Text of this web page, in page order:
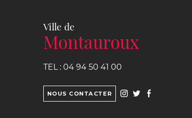
Ville de
Montauroux
TEL : 04 94 50 41 00
NOUS CONTACTER